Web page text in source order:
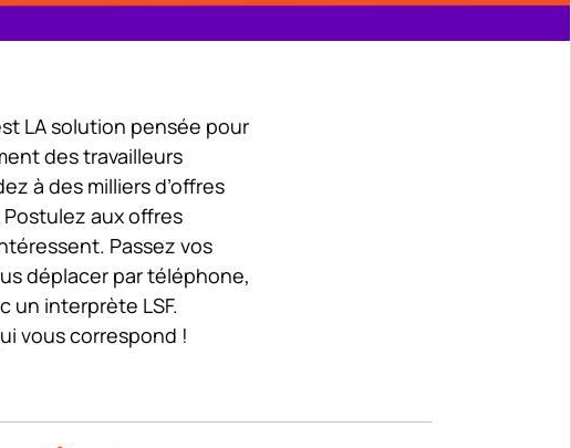
LA solution pensée pour
des travailleurs
à des milliers d’offres
aux offres
Passez vos
déplacer par téléphone,
un interprète LSF.
vous correspond !